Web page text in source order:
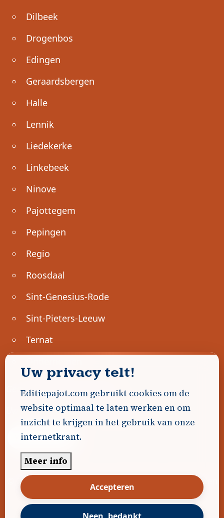
Dilbeek
Drogenbos
Edingen
Geraardsbergen
Halle
Lennik
Liedekerke
Linkebeek
Ninove
Pajottegem
Pepingen
Regio
Roosdaal
Sint-Genesius-Rode
Sint-Pieters-Leeuw
Ternat
Geen advertenties gevonden.
Uw advertentie hier? Contacteer ons!
Word Partner!
© 2026 Editiepajot.com
Algemene voorwaarden
|Disclaimer Privacybeleid Cookiebeleid|
Gerealiseerd doorDavidHosse.net
Uw privacy telt!
Editiepajot.com gebruikt cookies om de
website optimaal te laten werken en om
inzicht te krijgen in het gebruik van onze
internetkrant.
Meer info
Accepteren